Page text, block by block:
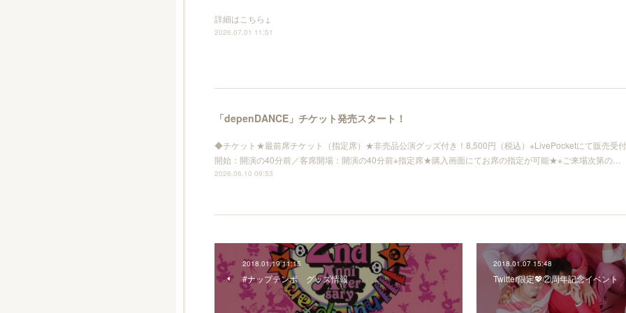
詳細はこちら↓
2026.07.01 11:51
「depenDANCE」チケット発売スタート！
◆チケット★最前席チケット（指定席）★非売品公演グッズ付き！8,500円（税込）※LivePocketにて販売受付
開始：開演の40分前／客席開場：開演の40分前※指定席★購入画面にてお席の指定が可能★※ご来場次第の…
2026.06.10 09:53
2018.01.19 11:15
#ナップテンポ グッズ情報
2018.01.07 15:48
Twitter限定💖②周年記念イベント